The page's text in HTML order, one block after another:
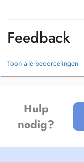
Feedback
Toon alle beoordelingen
Hulp
nodig?